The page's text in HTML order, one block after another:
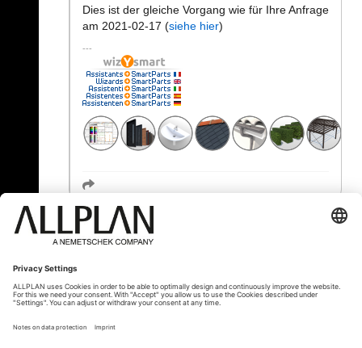
Dies ist der gleiche Vorgang wie für Ihre Anfrage
am 2021-02-17 (siehe hier)
« Zurück